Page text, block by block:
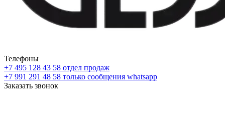
Телефоны
+7 495 128 43 58 отдел продаж
+7 991 291 48 58 только сообщения whatsapp
Заказать звонок